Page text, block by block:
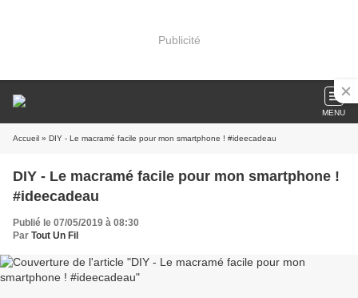
Publicité
MENU
Accueil » DIY - Le macramé facile pour mon smartphone ! #ideecadeau
DIY - Le macramé facile pour mon smartphone !
#ideecadeau
Publié le 07/05/2019 à 08:30
Par Tout Un Fil